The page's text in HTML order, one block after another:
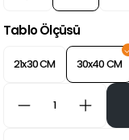
Tablo Ölçüsü
21x30 CM 30x40 CM